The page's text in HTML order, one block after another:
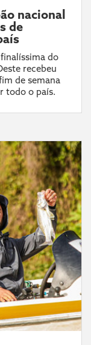
nacional
de
do
recebeu
de semana
todo o país.